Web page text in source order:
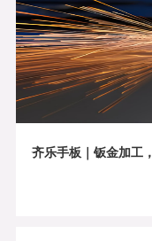
齐乐手板｜钣金加工